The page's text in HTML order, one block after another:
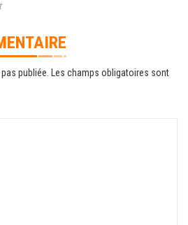
publiée.
Les champs obligatoires sont